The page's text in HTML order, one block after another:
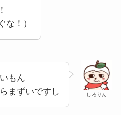
な！）
しろりん
もん
まずいですし